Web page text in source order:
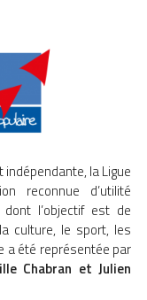
indépendante, la Ligue
reconnue d’utilité
l’objectif est de
culture, le sport, les
a été représentée par
Chabran et Julien